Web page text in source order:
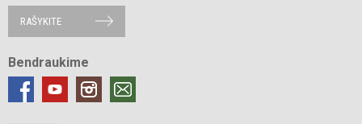
RAŠYKITE
Bendraukime